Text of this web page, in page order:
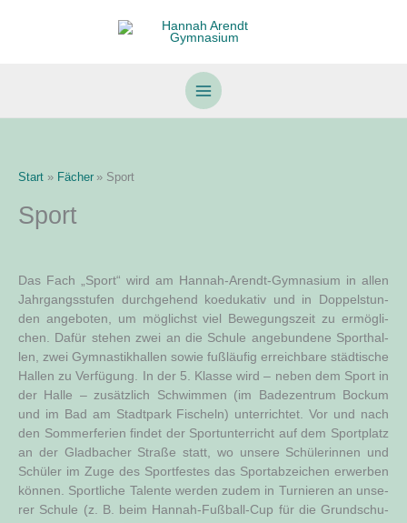
Start Fächer Sport
Sport
Das Fach „Sport“ wird am Han­nah-Are­ndt-Gym­na­si­um in allen
Jahr­gangs­stu­fen durch­ge­hend koedu­ka­tiv und in Dop­pel­stun­
den ange­bo­ten, um mög­lichst viel Bewe­gungs­zeit zu ermög­li­
chen. Dafür ste­hen zwei an die Schu­le ange­bun­de­ne Sport­hal­
len, zwei Gym­nas­tik­hal­len sowie fuß­läu­fig erreich­ba­re städ­ti­sche
Hal­len zu Ver­fü­gung. In der 5. Klas­se wird – neben dem Sport in
der Hal­le – zusätz­lich Schwim­men (im Bade­zen­trum Bockum
und im Bad am Stadt­park Fischeln) unter­rich­tet. Vor und nach
den Som­mer­fe­ri­en fin­det der Sport­un­ter­richt auf dem Sport­platz
an der Glad­ba­cher Stra­ße statt, wo unse­re Schü­le­rin­nen und
Schü­ler im Zuge des Sport­fes­tes das Sport­ab­zei­chen erwer­ben
kön­nen. Sport­li­che Talen­te wer­den zudem in Tur­nie­ren an unse­
rer Schu­le (z. B. beim Han­nah-Fuß­ball-Cup für die Grund­schu­